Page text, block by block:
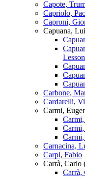
Capote,
Capriolo,
Caproni,
Capuana,
Carbone,
Cardarelli,
Carmi,
Carnacina,
Carpi, Fabio
Carrà, Carlo
Carrà,